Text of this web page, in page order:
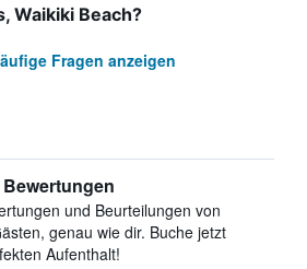
Waikiki Beach?
Fragen anzeigen
und Beurteilungen von
genau wie dir. Buche jetzt
Aufenthalt!